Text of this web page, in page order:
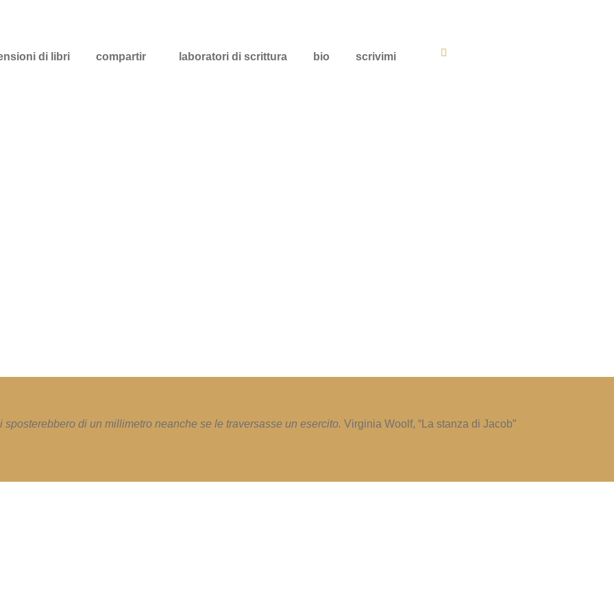
di libri compartir laboratori di scrittura bio scrivimi
sposterebbero di un millimetro neanche se le traversasse un esercito. Virginia Woolf, “La stanza di Jacob”